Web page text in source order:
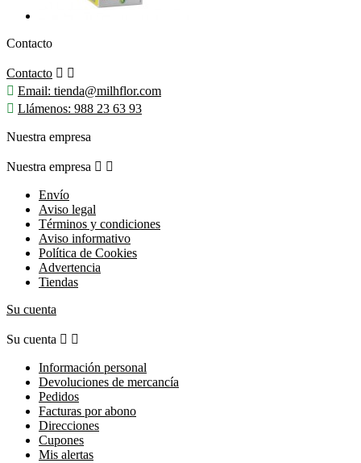
Contacto
Contacto  
 Email: tienda@milhflor.com
 Llámenos: 988 23 63 93
Nuestra empresa
Nuestra empresa  
Envío
Aviso legal
Términos y condiciones
Aviso informativo
Política de Cookies
Advertencia
Tiendas
Su cuenta
Su cuenta  
Información personal
Devoluciones de mercancía
Pedidos
Facturas por abono
Direcciones
Cupones
Mis alertas